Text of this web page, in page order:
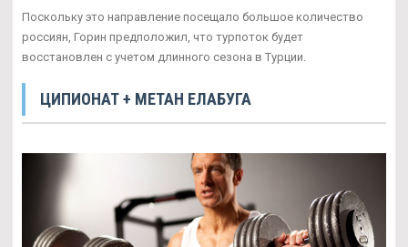
Поскольку это направление посещало большое количество
россиян, Горин предположил, что турпоток будет
восстановлен с учетом длинного сезона в Турции.
ЦИПИОНАТ + МЕТАН ЕЛАБУГА